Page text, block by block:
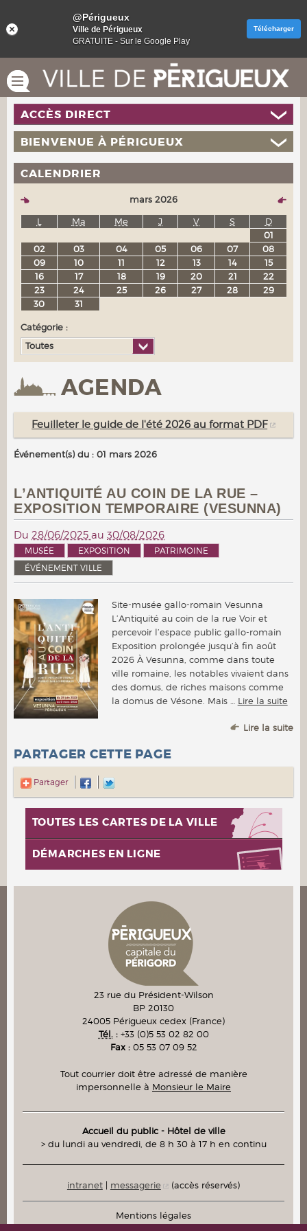
AGENDA
Feuilleter le guide de l'été 2026 au format PDF
Événement(s) du : 01 mars 2026
L’ANTIQUITÉ AU COIN DE LA RUE –
EXPOSITION TEMPORAIRE (VESUNNA)
Du 28/06/2025 au 30/08/2026
MUSÉE EXPOSITION
PATRIMOINE
ÉVÉNEMENT VILLE
Site-musée gallo-romain Vesunna
L’Antiquité au coin de la rue Voir et
percevoir l’espace public gallo-romain
Exposition prolongée jusqu’à fin août
2026 À Vesunna, comme dans toute
ville romaine, les notables vivaient dans
des domus, de riches maisons comme
la domus de Vésone. Mais … Lire la suite
Lire la suite
PARTAGER CETTE PAGE
Partager
ACCÈS DIRECT
BIENVENUE À PÉRIGUEUX
CALENDRIER
mars 2026
L
Ma Me J V S
D
01
02
03 04 05 06 07
08
09
10 11 12 13 14
15
16
17 18 19 20 21
22
23
24 25 26 27 28
29
30
31
Catégorie :
Toutes
TOUTES LES CARTES DE LA VILLE
DÉMARCHES EN LIGNE
23 rue du Président-Wilson
BP 20130
24005 Périgueux cedex (France)
Tél. : +33 (0)5 53 02 82 00
Fax : 05 53 07 09 52
Tout courrier doit être adressé de manière
impersonnelle à Monsieur le Maire
Accueil du public - Hôtel de ville
> du lundi au vendredi, de 8 h 30 à 17 h en continu
intranet| messagerie (accès réservés)
Mentions légales
@Périgueux
Ville de Périgueux
GRATUITE - Sur le Google Play
Télécharger